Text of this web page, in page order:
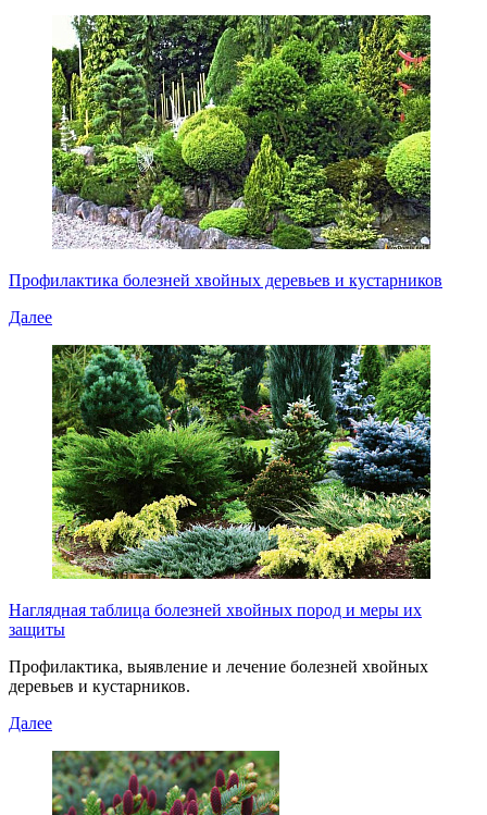
Профилактика болезней хвойных деревьев и кустарников
Далее
Наглядная таблица болезней хвойных пород и меры их
защиты
Профилактика, выявление и лечение болезней хвойных
деревьев и кустарников.
Далее